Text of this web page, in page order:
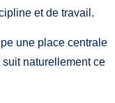
et de travail.
une place centrale
naturellement ce